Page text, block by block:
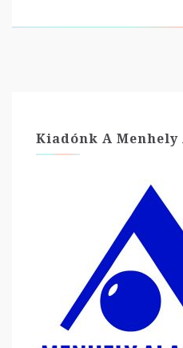
Kiadónk A